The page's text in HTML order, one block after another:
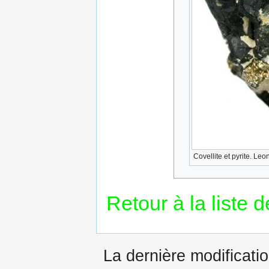
Covellite et pyrite.
Retour à la liste
La dernière